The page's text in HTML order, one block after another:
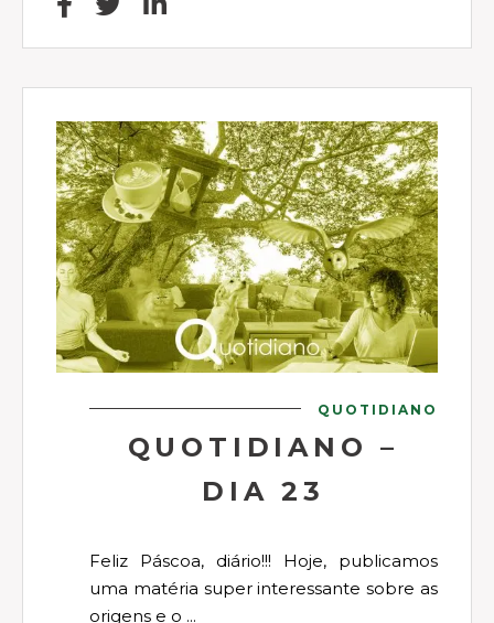
QUOTIDIANO
QUOTIDIANO –
DIA 23
Feliz Páscoa, diário!!! Hoje, publicamos
uma matéria super interessante sobre as
origens e o ...